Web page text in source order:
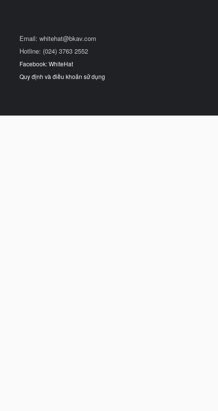
Email: whitehat@bkav.com
Hotline: (024) 3763 2552
Facebook: WhiteHat
Quy định và điều khoản sử dụng